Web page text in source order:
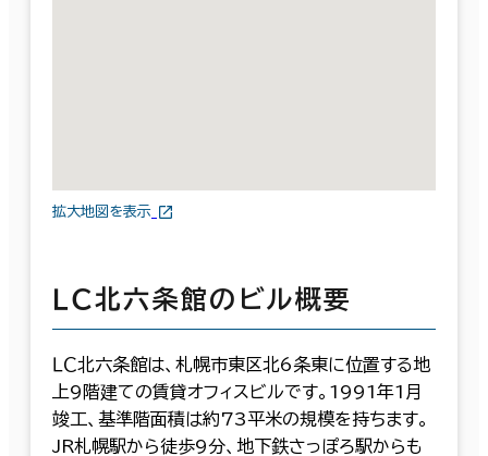
拡大地図を表示
ＬＣ北六条館のビル概要
ＬＣ北六条館は、札幌市東区北6条東に位置する地
上9階建ての賃貸オフィスビルです。1991年1月
竣工、基準階面積は約73平米の規模を持ちます。
JR札幌駅から徒歩9分、地下鉄さっぽろ駅からも